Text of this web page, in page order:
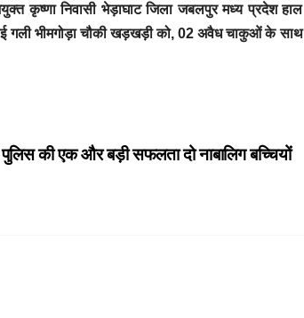
कृष्णा निवासी भेड़ाघाट जिला जबलपुर मध्य प्रदेश हाल
गली भीमगोड़ा चौकी खड़खड़ी को, 02 अवैध चाकुओं के साथ
की एक और बड़ी सफलता दो नाबालिग बच्चियों